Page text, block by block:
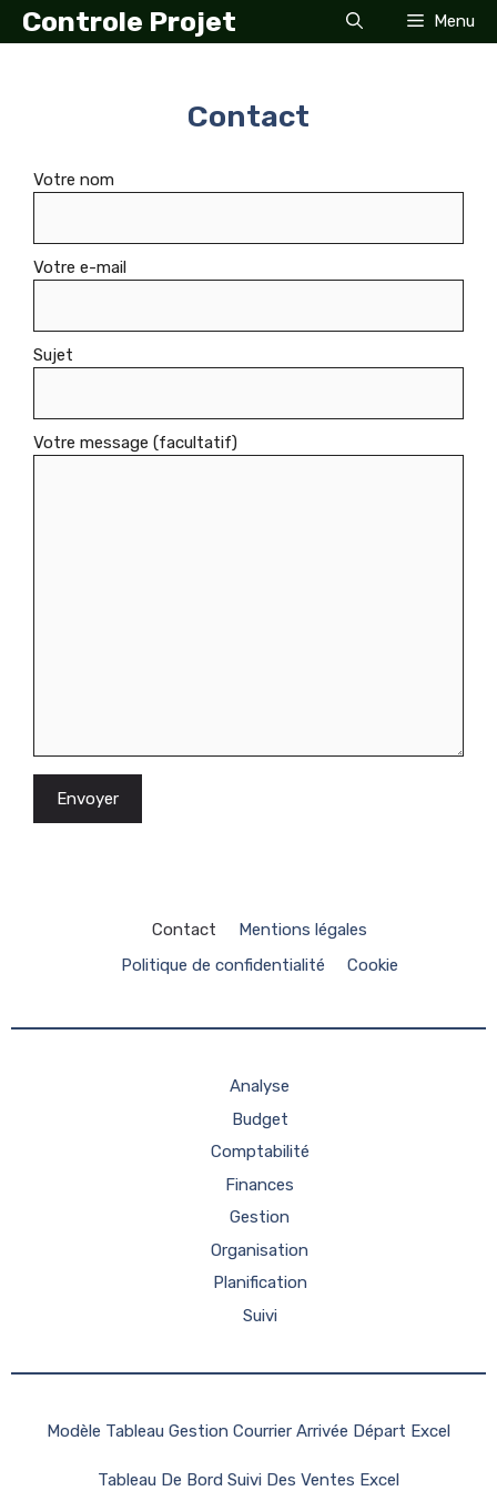
AllerControle Projet Menu
Contact
Votre nom
Votre e-mail
Sujet
Votre message (facultatif)
Contact
Mentions légales
Politique de confidentialité
Cookie
Analyse
Budget
Comptabilité
Finances
Gestion
Organisation
Planification
Suivi
Modèle Tableau Gestion Courrier Arrivée Départ Excel
Tableau De Bord Suivi Des Ventes Excel